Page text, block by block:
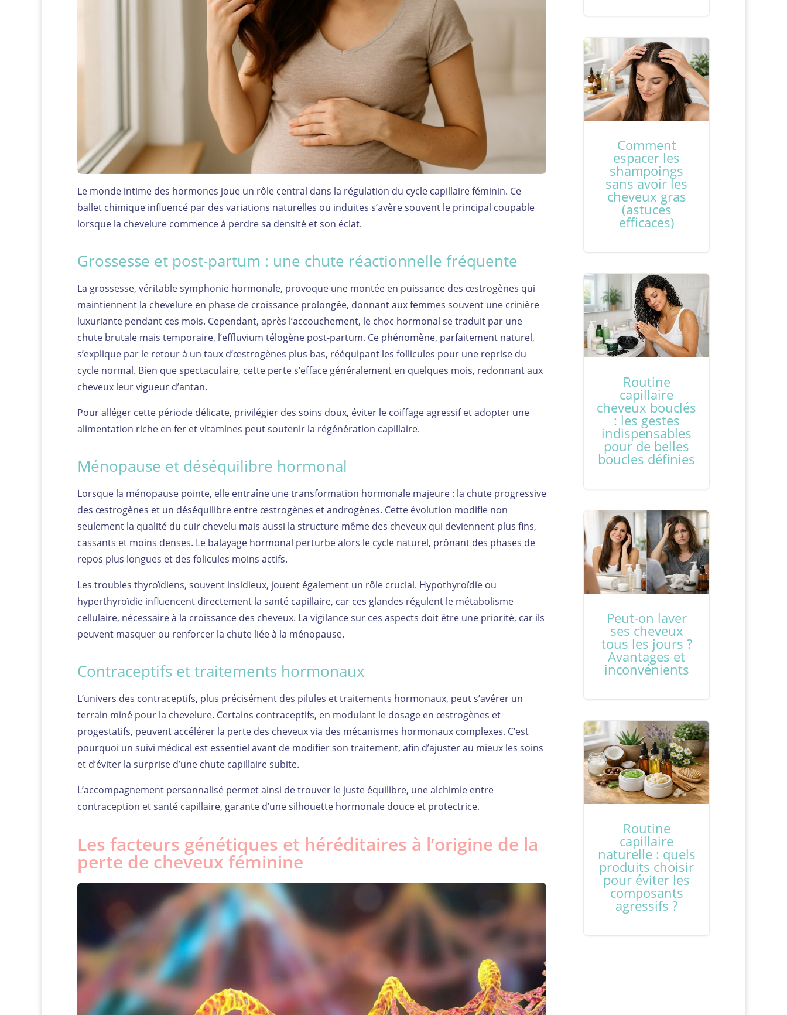
Le monde intime des hormones joue un rôle central dans la régulation du cycle capillaire féminin. Ce
ballet chimique influencé par des variations naturelles ou induites s’avère souvent le principal coupable
lorsque la chevelure commence à perdre sa densité et son éclat.
Grossesse et post-partum : une chute réactionnelle fréquente
La grossesse, véritable symphonie hormonale, provoque une montée en puissance des œstrogènes qui
maintiennent la chevelure en phase de croissance prolongée, donnant aux femmes souvent une crinière
luxuriante pendant ces mois. Cependant, après l’accouchement, le choc hormonal se traduit par une
chute brutale mais temporaire, l’effluvium télogène post-partum. Ce phénomène, parfaitement naturel,
s’explique par le retour à un taux d’œstrogènes plus bas, rééquipant les follicules pour une reprise du
cycle normal. Bien que spectaculaire, cette perte s’efface généralement en quelques mois, redonnant aux
cheveux leur vigueur d’antan.
Pour alléger cette période délicate, privilégier des soins doux, éviter le coiffage agressif et adopter une
alimentation riche en fer et vitamines peut soutenir la régénération capillaire.
Ménopause et déséquilibre hormonal
Lorsque la ménopause pointe, elle entraîne une transformation hormonale majeure : la chute progressive
des œstrogènes et un déséquilibre entre œstrogènes et androgènes. Cette évolution modifie non
seulement la qualité du cuir chevelu mais aussi la structure même des cheveux qui deviennent plus fins,
cassants et moins denses. Le balayage hormonal perturbe alors le cycle naturel, prônant des phases de
repos plus longues et des folicules moins actifs.
Les troubles thyroïdiens, souvent insidieux, jouent également un rôle crucial. Hypothyroïdie ou
hyperthyroïdie influencent directement la santé capillaire, car ces glandes régulent le métabolisme
cellulaire, nécessaire à la croissance des cheveux. La vigilance sur ces aspects doit être une priorité, car ils
peuvent masquer ou renforcer la chute liée à la ménopause.
Contraceptifs et traitements hormonaux
L’univers des contraceptifs, plus précisément des pilules et traitements hormonaux, peut s’avérer un
terrain miné pour la chevelure. Certains contraceptifs, en modulant le dosage en œstrogènes et
progestatifs, peuvent accélérer la perte des cheveux via des mécanismes hormonaux complexes. C’est
pourquoi un suivi médical est essentiel avant de modifier son traitement, afin d’ajuster au mieux les soins
et d’éviter la surprise d’une chute capillaire subite.
L’accompagnement personnalisé permet ainsi de trouver le juste équilibre, une alchimie entre
contraception et santé capillaire, garante d’une silhouette hormonale douce et protectrice.
Les facteurs génétiques et héréditaires à l’origine de la
perte de cheveux féminine
Comment
espacer les
shampoings
sans avoir les
cheveux gras
(astuces
efficaces)
Routine
capillaire
cheveux bouclés
: les gestes
indispensables
pour de belles
boucles définies
Peut-on laver
ses cheveux
tous les jours ?
Avantages et
inconvénients
Routine
capillaire
naturelle : quels
produits choisir
pour éviter les
composants
agressifs ?